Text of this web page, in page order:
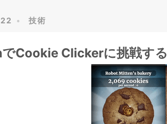
技術
Cookie Clickerに挑戦する